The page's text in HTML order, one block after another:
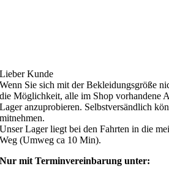
Lieber Kunde
Wenn Sie sich mit der Bekleidungsgröße
die Möglichkeit, alle im Shop vorhandene
Lager anzuprobieren. Selbstversändlich
mitnehmen.
Unser Lager liegt bei den Fahrten in die
Weg (Umweg ca 10 Min).
Nur mit Terminvereinbarung unter: